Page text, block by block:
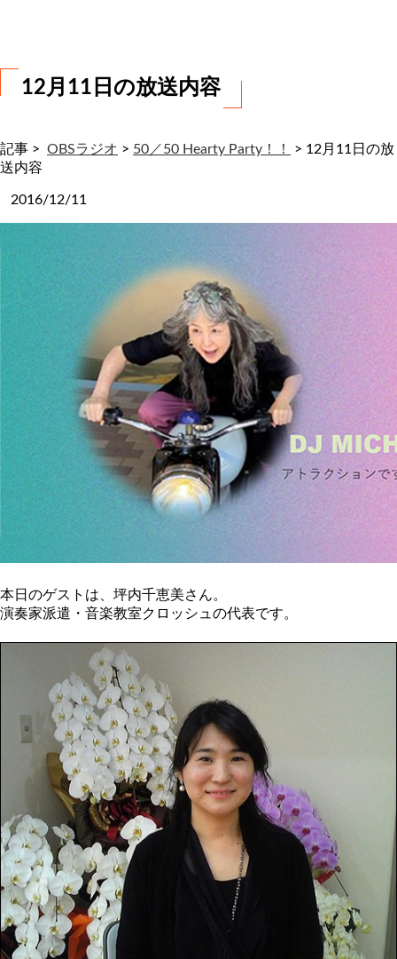
12月11日の放送内容
記事 > OBSラジオ > 50／50 Hearty Party！！ > 12月11日の放
送内容
2016/12/11
本日のゲストは、坪内千恵美さん。
演奏家派遣・音楽教室クロッシュの代表です。